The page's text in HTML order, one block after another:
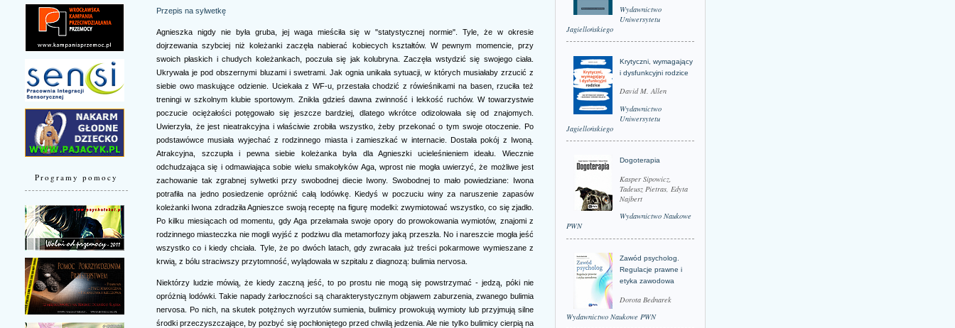
Programy pomocy
Przepis na sylwetkę
Agnieszka nigdy nie była gruba, jej waga mieściła się w "statystycznej normie". Tyle, że w okresie
dojrzewania szybciej niż koleżanki zaczęła nabierać kobiecych kształtów. W pewnym momencie, przy
swoich płaskich i chudych koleżankach, poczuła się jak kolubryna. Zaczęła wstydzić się swojego ciała.
Ukrywała je pod obszernymi bluzami i swetrami. Jak ognia unikała sytuacji, w których musiałaby zrzucić z
siebie owo maskujące odzienie. Uciekała z WF-u, przestała chodzić z rówieśnikami na basen, rzuciła też
treningi w szkolnym klubie sportowym. Znikła gdzieś dawna zwinność i lekkość ruchów. W towarzystwie
poczucie ociężałości potęgowało się jeszcze bardziej, dlatego wkrótce odizolowała się od znajomych.
Uwierzyła, że jest nieatrakcyjna i właściwie zrobiła wszystko, żeby przekonać o tym swoje otoczenie. Po
podstawówce musiała wyjechać z rodzinnego miasta i zamieszkać w internacie. Dostała pokój z Iwoną.
Atrakcyjna, szczupła i pewna siebie koleżanka była dla Agnieszki ucieleśnieniem ideału. Wiecznie
odchudzająca się i odmawiająca sobie wielu smakołyków Aga, wprost nie mogła uwierzyć, że możliwe jest
zachowanie tak zgrabnej sylwetki przy swobodnej diecie Iwony. Swobodnej to mało powiedziane: Iwona
potrafiła na jedno posiedzenie opróżnić całą lodówkę. Kiedyś w poczuciu winy za naruszenie zapasów
koleżanki Iwona zdradziła Agnieszce swoją receptę na figurę modelki: zwymiotować wszystko, co się zjadło.
Po kilku miesiącach od momentu, gdy Aga przełamała swoje opory do prowokowania wymiotów, znajomi z
rodzinnego miasteczka nie mogli wyjść z podziwu dla metamorfozy jaką przeszła. No i nareszcie mogła jeść
wszystko co i kiedy chciała. Tyle, że po dwóch latach, gdy zwracała już treści pokarmowe wymieszane z
krwią, z bólu straciwszy przytomność, wylądowała w szpitalu z diagnozą: bulimia nervosa.
Niektórzy ludzie mówią, że kiedy zaczną jeść, to po prostu nie mogą się powstrzymać - jedzą, póki nie
opróżnią lodówki. Takie napady żarłoczności są charakterystycznym objawem zaburzenia, zwanego bulimia
nervosa. Po nich, na skutek potężnych wyrzutów sumienia, bulimicy prowokują wymioty lub przyjmują silne
środki przeczyszczające, by pozbyć się pochłoniętego przed chwilą jedzenia. Ale nie tylko bulimicy cierpią na
Wydawnictwo
Uniwersytetu
Jagiellońskiego
Krytyczni, wymagający
i dysfunkcyjni rodzice
David M. Allen
Wydawnictwo
Uniwersytetu
Jagiellońskiego
Dogoterapia
Kasper Sipowicz,
Tadeusz Pietras, Edyta
Najbert
Wydawnictwo Naukowe
PWN
Zawód psycholog.
Regulacje prawne i
etyka zawodowa
Dorota Bednarek
Wydawnictwo Naukowe PWN